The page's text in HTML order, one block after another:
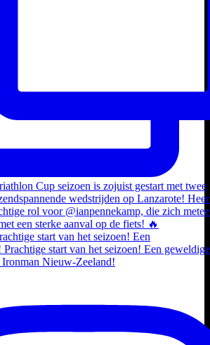
start van het seizoen! Een